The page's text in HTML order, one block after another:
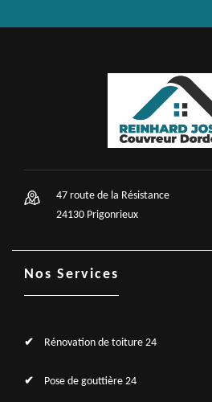
47 route de la Résistance
24130 Prigonrieux
Nos Services
Rénovation de toiture 24
Pose de gouttière 24